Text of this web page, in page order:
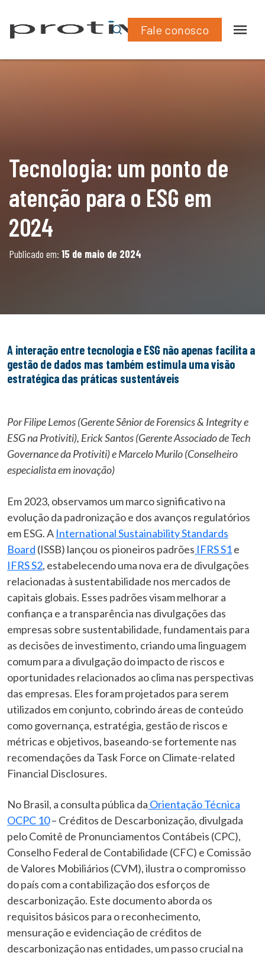
Fale conosco
Tecnologia: um ponto de
atenção para o ESG em
2024
Publicado em: 15 de maio de 2024
A interação entre tecnologia e ESG não apenas facilita a
gestão de dados mas também estimula uma visão
estratégica das práticas sustentáveis
Por Filipe Lemos (Gerente Sênior de Forensics & Integrity e
ESG na Protiviti), Erick Santos (Gerente Associado de Tech
Governance da Protiviti) e Marcelo Murilo (Conselheiro
especialista em inovação)
Em 2023, observamos um marco significativo na
evolução da padronização e dos avanços regulatórios
em ESG. A International Sustainability Standards
Board (ISSB) lançou os pioneiros padrões IFRS S1e
IFRS S2, estabelecendo uma nova era de divulgações
relacionadas à sustentabilidade nos mercados de
capitais globais. Esses padrões visam melhorar a
confiança e a transparência nas divulgações das
empresas sobre sustentabilidade, fundamentais para
as decisões de investimento, criando uma linguagem
comum para a divulgação do impacto de riscos e
oportunidades relacionados ao clima nas perspectivas
das empresas. Eles foram projetados para serem
utilizados em conjunto, cobrindo áreas de conteúdo
como governança, estratégia, gestão de riscos e
métricas e objetivos, baseando-se fortemente nas
recomendações da Task Force on Climate-related
Financial Disclosures.
No Brasil, a consulta pública da Orientação Técnica
OCPC 10– Créditos de Descarbonização, divulgada
pelo Comitê de Pronunciamentos Contábeis (CPC),
Conselho Federal de Contabilidade (CFC) e Comissão
de Valores Mobiliários (CVM), ilustra o compromisso
do país com a contabilização dos esforços de
descarbonização. Este documento aborda os
requisitos básicos para o reconhecimento,
mensuração e evidenciação de créditos de
descarbonização nas entidades, um passo crucial na